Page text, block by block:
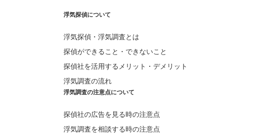
浮気探偵について
浮気探偵・浮気調査とは
探偵ができること・できないこと
探偵社を活用するメリット・デメリット
浮気調査の流れ
浮気調査の注意点について
探偵社の広告を見る時の注意点
浮気調査を相談する時の注意点